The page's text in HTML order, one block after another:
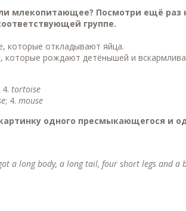
млекопитающее? Посмотри ещё раз
группе.
которые откладывают яйца.
которые рождают детёнышей и
4. tortoise
; 4. mouse
одного пресмыкающегося и
a long body, a long tail, four short legs and a